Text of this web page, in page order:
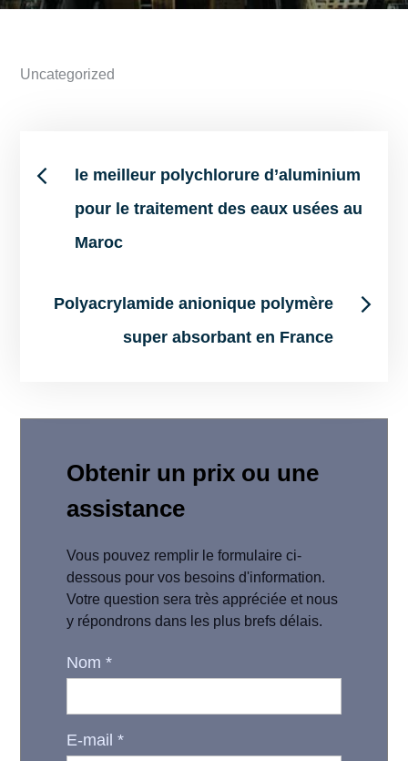
Uncategorized
Post
navigation
le meilleur polychlorure d’aluminium
pour le traitement des eaux usées au
Maroc
Polyacrylamide anionique polymère
super absorbant en France
Obtenir un prix ou une
assistance
Vous pouvez remplir le formulaire ci-
dessous pour vos besoins d'information.
Votre question sera très appréciée et nous
y répondrons dans les plus brefs délais.
Nom*
E-mail*